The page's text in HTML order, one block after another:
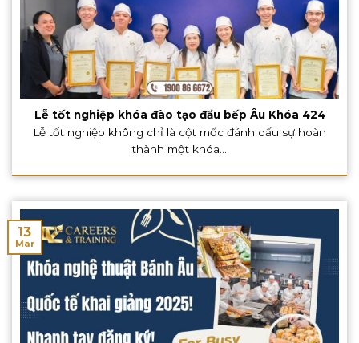
Lễ tốt nghiệp khóa đào tạo đầu bếp Âu Khóa 424
Lễ tốt nghiệp không chỉ là cột mốc đánh dấu sự hoàn
thành một khóa...
13
Mar